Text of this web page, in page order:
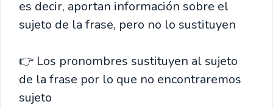
es decir, aportan información sobre el
sujeto de la frase, pero no lo sustituyen
👉 Los pronombres sustituyen al sujeto
de la frase por lo que no encontraremos
sujeto